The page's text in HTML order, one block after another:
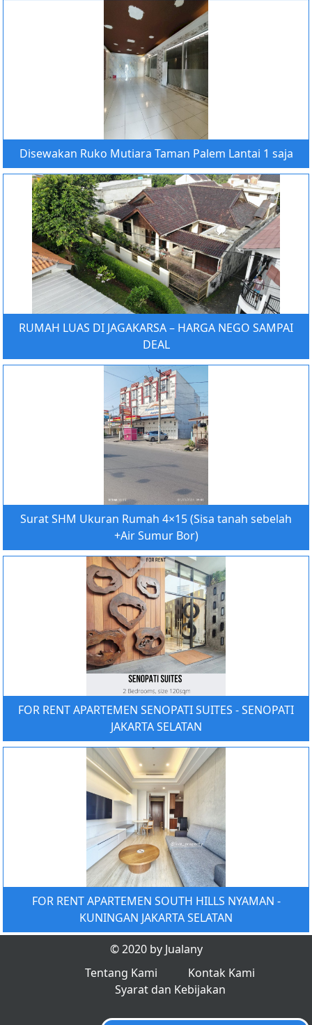
Disewakan Ruko Mutiara Taman Palem Lantai 1 saja
RUMAH LUAS DI JAGAKARSA – HARGA NEGO SAMPAI
DEAL
Surat SHM Ukuran Rumah 4×15 (Sisa tanah sebelah
+Air Sumur Bor)
FOR RENT APARTEMEN SENOPATI SUITES - SENOPATI
JAKARTA SELATAN
FOR RENT APARTEMEN SOUTH HILLS NYAMAN -
KUNINGAN JAKARTA SELATAN
© 2020 by Jualany
Tentang Kami
Kontak Kami
Syarat dan Kebijakan